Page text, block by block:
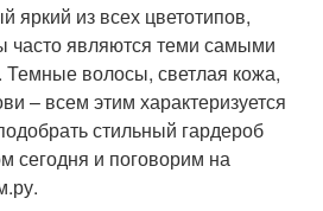
яркий из всех цветотипов,
часто являются теми самыми
Темные волосы, светлая кожа,
– всем этим характеризуется
стильный гардероб
сегодня и поговорим на